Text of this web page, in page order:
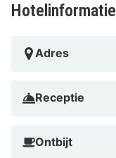
Hotelinformatie
Adres
Receptie
Ontbijt